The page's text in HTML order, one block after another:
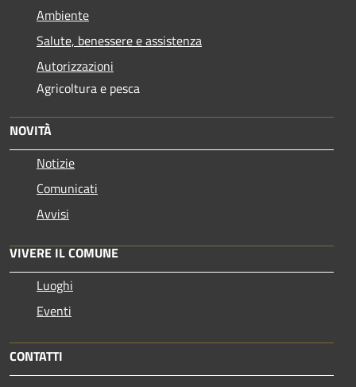
Ambiente
Salute, benessere e assistenza
Autorizzazioni
Agricoltura e pesca
NOVITÀ
Notizie
Comunicati
Avvisi
VIVERE IL COMUNE
Luoghi
Eventi
CONTATTI